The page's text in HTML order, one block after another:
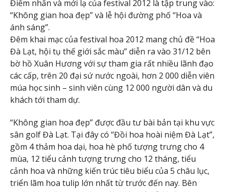
Điểm nhấn và mới lạ của festival 2012 là tập trung vào:
“Không gian hoa đẹp” và lễ hội đường phố “Hoa và
ánh sáng”.
Đêm khai mạc của festival hoa 2012 mang chủ đề “Hoa
Đà Lạt, hội tụ thế giới sắc màu” diễn ra vào 31/12 bên
bờ hồ Xuân Hương với sự tham gia rất nhiều lãnh đạo
các cấp, trên 20 đại sứ nước ngoài, hơn 2 000 diễn viên
múa học sinh – sinh viên cùng 12 000 người dân và du
khách tới tham dự.
“Không gian hoa đẹp” được đầu tư bài bản tại khu vực
sân golf Đà Lạt. Tại đây có “Đồi hoa hoài niệm Đà Lạt”,
gồm 4 thảm hoa dại, hoa hè phố tượng trưng cho 4
mùa, 12 tiểu cảnh tượng trưng cho 12 tháng, tiểu
cảnh hoa và những kiến trúc tiêu biểu của 5 châu lục,
triển lãm hoa tulip lớn nhất từ trước đến nay. Bên